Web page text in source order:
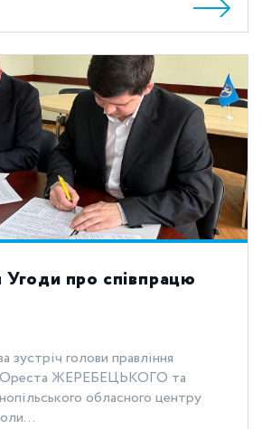
Угоди про співпрацю
зустріч голови правління
" Ореста ЖЕРЕБЕЦЬКОГО та
обласного центру